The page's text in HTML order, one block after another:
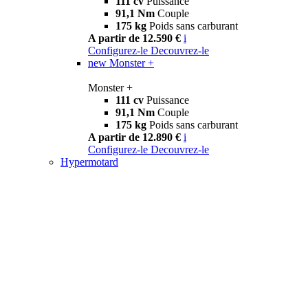
91,1 Nm Couple
175 kg Poids sans carburant
A partir de 12.590 € i
Configurez-le Decouvrez-le
new Monster +
Monster +
111 cv Puissance
91,1 Nm Couple
175 kg Poids sans carburant
A partir de 12.890 € i
Configurez-le Decouvrez-le
Hypermotard